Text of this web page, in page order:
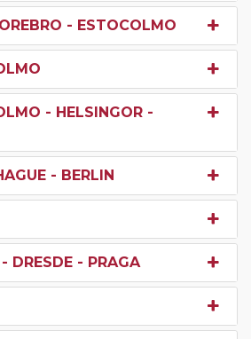
- ESTOCOLMO
- HELSINGOR -
- BERLIN
DRESDE - PRAGA